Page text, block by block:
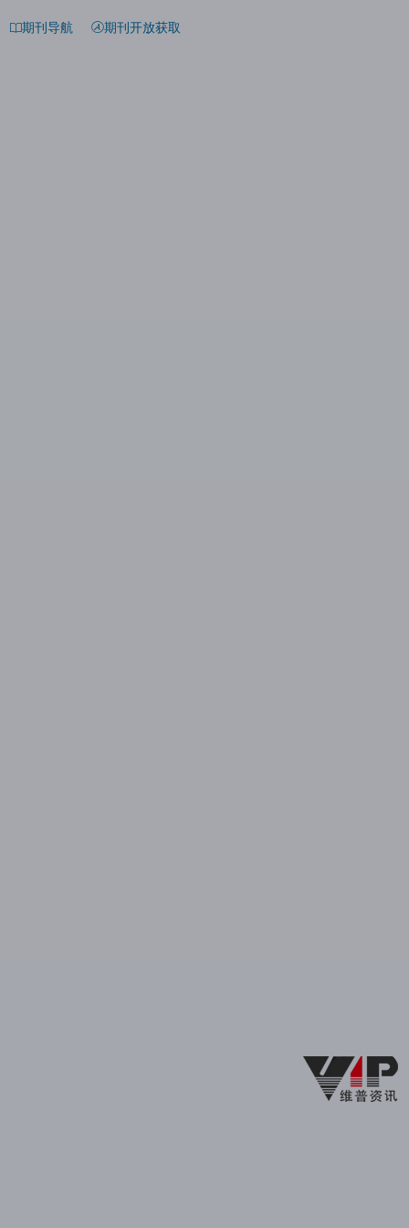
期刊导航 期刊开放获取